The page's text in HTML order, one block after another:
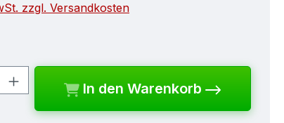
zzgl. Versandkosten
Gib den gewünschten
In den Warenkorb